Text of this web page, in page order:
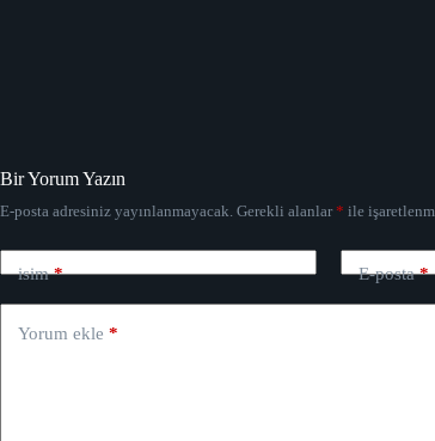
Bir Yorum Yazın
E-posta adresiniz yayınlanmayacak. Gerekli alanlar* ile
isim* E-posta*
Yorum ekle *